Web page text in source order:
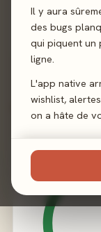
Il y aura
des bugs
qui piquent un
ligne.
L'app native
wishlist,
on a hâte de
Illustration
Éditeur